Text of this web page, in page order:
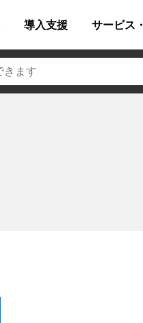
導入支援 サービス・